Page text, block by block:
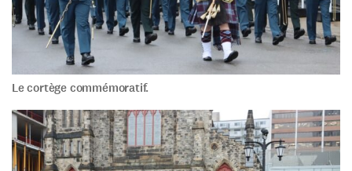
Le cortège commémoratif.